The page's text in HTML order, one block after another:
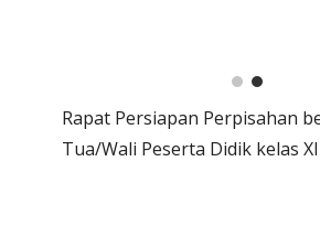
Rapat Persiapan Perpisahan
Tua/Wali Peserta Didik kelas